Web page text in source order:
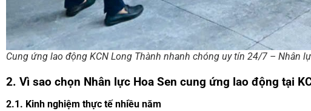
Cung ứng lao động KCN Long Thành nhanh chóng uy tín 24/7 – Nhân
2. Vì sao chọn Nhân lực Hoa Sen cung ứng lao động tại
2.1. Kinh nghiệm thực tế nhiều năm